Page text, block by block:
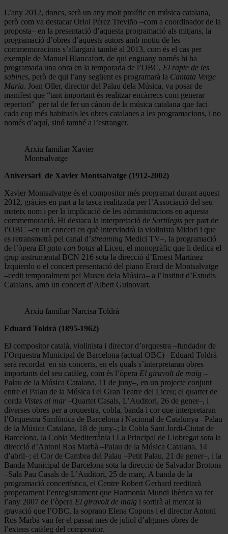
L’any 2012, doncs, serà un any molt prolífic en música catalana,
però com va destacar Oriol Pérez Treviño –com a coordinador de la
proposta– en la presentació d’aquesta programació als mitjans, la
programació d’obres d’aquests autors amb motiu de les
commemoracions s’allargarà també al 2013, com és el cas per
exemple de Manuel Blancafort, de qui enguany només hi ha
programada una obra en la temporada de l’OBC, El rapte de les
sabines, però de qui l’any següent es programarà la Cantata Verge
Maria. Joan Oller, director del Palau dela Música, va posar de
manifest que “tant important és realitzar encàrrecs com generar
repertori” per tal de fer un cànon de la música catalana que faci
cada cop més habituals les obres catalanes a les programacions, i no
només d’aquí, sinó també a l’estranger.
Arxiu familiar Xavier
Montsalvatge
Aniversari de Xavier Montsalvatge (1912-2002)
Xavier Montsalvatge és el compositor més programat durant aquest
2012, gràcies en part a la tasca realitzada per l’Associació del seu
mateix nom i per la implicació de les administracions en aquesta
commemoració. Hi destaca la interpretació de Sortilegis per part de
l’OBC –en un concert en què intervindrà la violinista Midori i que
es retransmetrà pel canal d’streaming Medici TV–, la programació
de l’òpera El gato con botas al Liceu, el monogràfic que li dedica el
grup instrumental BCN 216 sota la direcció d’Ernest Martínez
Izquierdo o el concert presentació del piano Erard de Montsalvatge
–cedit temporalment pel Museu dela Música– a l’Institut d’Estudis
Catalans, amb un concert d’Albert Guinovart.
Arxiu familiar Narcisa Toldrà
Eduard Toldrà (1895-1962)
El compositor català, violinista i director d’orquestra –fundador de
l’Orquestra Municipal de Barcelona (actual OBC)– Eduard Toldrà
serà recordat en sis concerts, en els quals s’interpretaran obres
importants del seu catàleg, com és l’òpera El giravolt de maig –
Palau de la Música Catalana, 11 de juny–, en un projecte conjunt
entre el Palau de la Música i el Gran Teatre del Liceu; el quartet de
corda Vistes al mar –Quartet Casals, L’Auditori, 26 de gener–, i
diverses obres per a orquestra, cobla, banda i cor que interpretaran
l’Orquestra Simfònica de Barcelona i Nacional de Catalunya –Palau
de la Música Catalana, 18 de juny–; la Cobla Sant Jordi-Ciutat de
Barcelona, la Cobla Mediterrània i La Principal de Llobregat sota la
direcció d’Antoni Ros Marbà –Palau de la Música Catalana, 14
d’abril–; el Cor de Cambra del Palau –Petit Palau, 21 de gener–, i la
Banda Municipal de Barcelona sota la direcció de Salvador Brotons
–Sala Pau Casals de L’Auditori, 25 de març. A banda de la
programació concertística, el Centre Robert Gerhard reeditarà
properament l’enregistrament que Harmonia Mundi Ibèrica va fer
l’any 2007 de l’òpera El giravolt de maig i sortirà al mercat la
gravació que l’OBC, la soprano Elena Copons i el director Antoni
Ros Marbà van fer el passat mes de juliol d’algunes obres de
l’extens catàleg del compositor.